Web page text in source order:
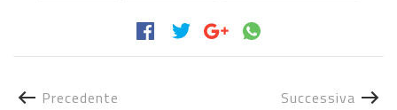
Precedente Successiva